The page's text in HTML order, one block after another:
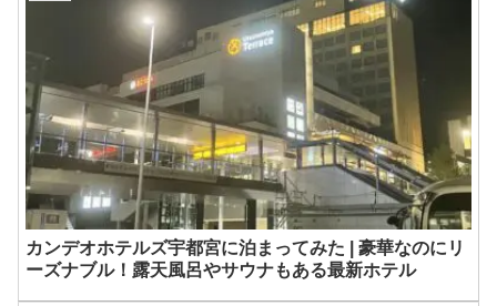
カンデオホテルズ宇都宮に泊まってみた | 豪華なのにリ
ーズナブル！露天風呂やサウナもある最新ホテル